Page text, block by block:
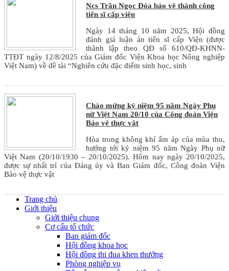
Ncs Trần Ngọc Đóa bảo vệ thành công
tiến sĩ cấp viện
Ngày 14 tháng 10 năm 2025, Hội đồng
đánh giá luận án tiến sĩ cấp Viện (được
thành lập theo QĐ số 610/QĐ-KHNN-
TTĐT ngày 12/8/2025 của Giám đốc Viện Khoa học Nông nghiệp
Việt Nam) về đề tài “Nghiên cứu đặc điểm sinh học, sinh
Chào mừng kỷ niệm 95 năm Ngày Phụ
nữ Việt Nam 20/10 của Công đoàn Viện
Bảo vệ thực vật
Hòa trong không khí ấm áp của mùa thu,
hướng tới kỷ niệm 95 năm Ngày Phụ nữ
Việt Nam (20/10/1930 – 20/10/2025). Hôm nay ngày 20/10/2025,
được sự nhất trí của Đảng ủy và Ban Giám đốc, Công đoàn Viện
Bảo vệ thực vật
Trang chủ
Giới thiệu
Giới thiệu chung
Cơ cấu tổ chức
Ban giám đốc
Hội đồng khoa học
Hội đồng thi đua khen thưởng
Phòng nghiệp vụ